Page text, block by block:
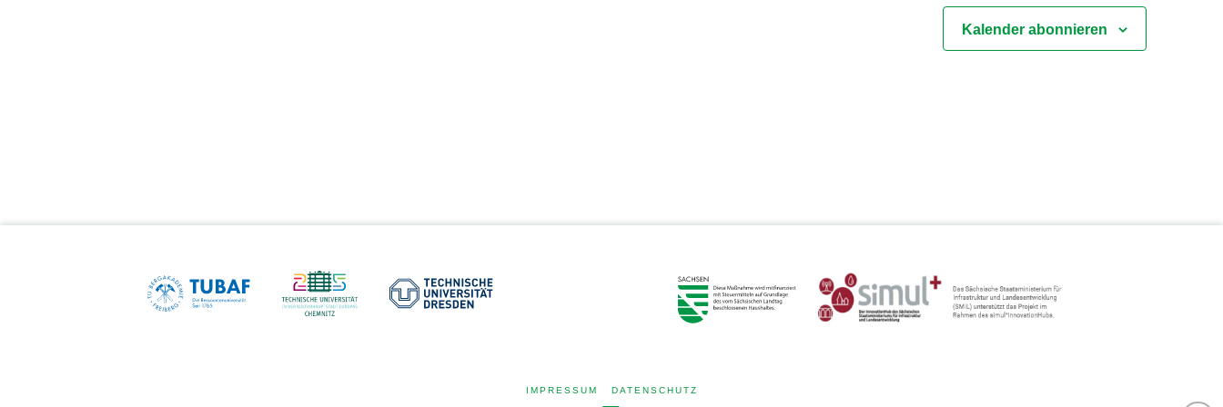
Kalender abonnieren
IMPRESSUM DATENSCHUTZ